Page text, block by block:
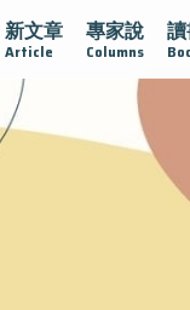
新文章
Article
專家說
Columns
愛的未來視 認